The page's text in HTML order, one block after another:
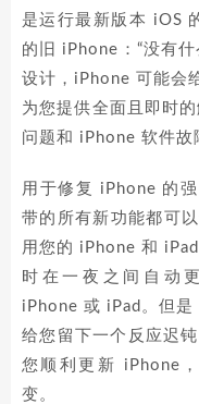
是运行最新版本 iOS
的旧 iPhone：“没有
设计，iPhone 可能会
为您提供全面且即时
问题和 iPhone 软件故
用于修复 iPhone 的
带的所有新功能都可
用您的 iPhone 和
时在一夜之间自动
iPhone 或 iPad。但
给您留下一个反应迟
您顺利更新 iPhone
变。